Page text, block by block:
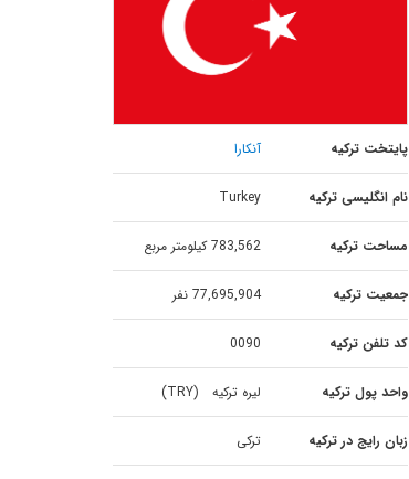
پایتخت ترکیه آنکارا
نام انگلیسی ترکیه Turkey
مساحت ترکیه 783,562 کیلومتر مربع
جمعیت ترکیه 77,695,904 نفر
کد تلفن ترکیه 0090
واحد پول ترکیه لیره ترکیه (TRY)
زبان رایج در ترکیه ترکی